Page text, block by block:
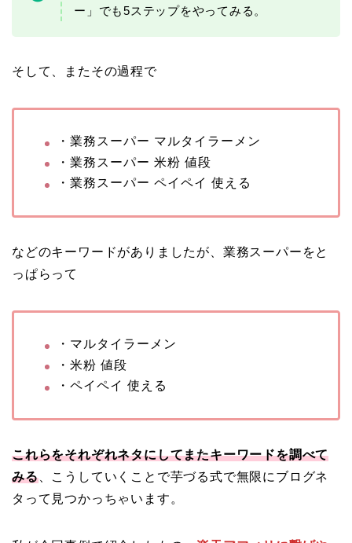
ー」でも5ステップをやってみる。
そして、またその過程で
・業務スーパー マルタイラーメン
・業務スーパー 米粉 値段
・業務スーパー ペイペイ 使える
などのキーワードがありましたが、業務スーパーをと
っぱらって
・マルタイラーメン
・米粉 値段
・ペイペイ 使える
これらをそれぞれネタにしてまたキーワードを調べて
みる、こうしていくことで芋づる式で無限にブログネ
タって見つかっちゃいます。